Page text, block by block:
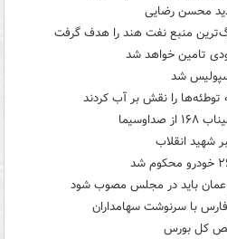
محسن رضایی
منبع نفت هند را هدف گرفت
تامین خواهد شد
شد
را نقش بر آب کردند
شهید انقلاب
و عمان باید در مجلس مصوب شود
با سرنوشت سهامداران